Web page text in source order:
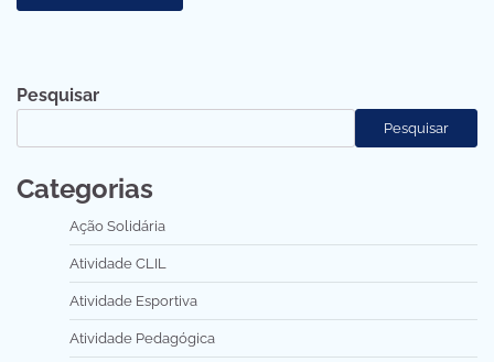
Pesquisar
Pesquisar
Categorias
Ação Solidária
Atividade CLIL
Atividade Esportiva
Atividade Pedagógica